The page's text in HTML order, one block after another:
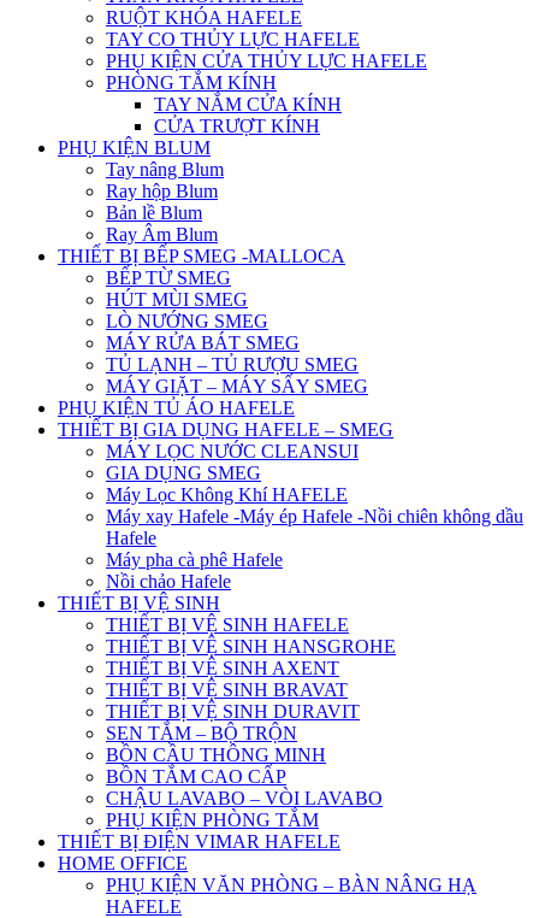
RUỘT KHÓA HAFELE
TAY CO THỦY LỰC HAFELE
PHỤ KIỆN CỬA THỦY LỰC HAFELE
PHÒNG TẮM KÍNH
TAY NẮM CỬA KÍNH
CỬA TRƯỢT KÍNH
PHỤ KIỆN BLUM
Tay nâng Blum
Ray hộp Blum
Bản lề Blum
Ray Âm Blum
THIẾT BỊ BẾP SMEG -MALLOCA
BẾP TỪ SMEG
HÚT MÙI SMEG
LÒ NƯỚNG SMEG
MÁY RỬA BÁT SMEG
TỦ LẠNH – TỦ RƯỢU SMEG
MÁY GIẶT – MÁY SẤY SMEG
PHỤ KIỆN TỦ ÁO HAFELE
THIẾT BỊ GIA DỤNG HAFELE – SMEG
MÁY LỌC NƯỚC CLEANSUI
GIA DỤNG SMEG
Máy Lọc Không Khí HAFELE
Máy xay Hafele -Máy ép Hafele -Nồi chiên không dầu
Hafele
Máy pha cà phê Hafele
Nồi chảo Hafele
THIẾT BỊ VỆ SINH
THIẾT BỊ VỆ SINH HAFELE
THIẾT BỊ VỆ SINH HANSGROHE
THIẾT BỊ VỆ SINH AXENT
THIẾT BỊ VỆ SINH BRAVAT
THIẾT BỊ VỆ SINH DURAVIT
SEN TẮM – BỘ TRỘN
BỒN CẦU THÔNG MINH
BỒN TẮM CAO CẤP
CHẬU LAVABO – VÒI LAVABO
PHỤ KIỆN PHÒNG TẮM
THIẾT BỊ ĐIỆN VIMAR HAFELE
HOME OFFICE
PHỤ KIỆN VĂN PHÒNG – BÀN NÂNG HẠ
HAFELE